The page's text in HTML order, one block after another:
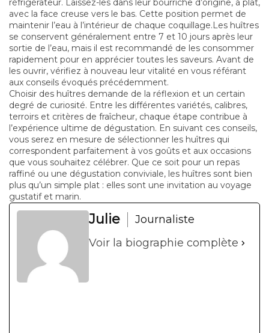
réfrigérateur. Laissez-les dans leur bourriche d’origine, à plat,
avec la face creuse vers le bas. Cette position permet de
maintenir l’eau à l’intérieur de chaque coquillage.Les huîtres
se conservent généralement entre 7 et 10 jours après leur
sortie de l’eau, mais il est recommandé de les consommer
rapidement pour en apprécier toutes les saveurs. Avant de
les ouvrir, vérifiez à nouveau leur vitalité en vous référant
aux conseils évoqués précédemment.
Choisir des huîtres demande de la réflexion et un certain
degré de curiosité. Entre les différentes variétés, calibres,
terroirs et critères de fraîcheur, chaque étape contribue à
l’expérience ultime de dégustation. En suivant ces conseils,
vous serez en mesure de sélectionner les huîtres qui
correspondent parfaitement à vos goûts et aux occasions
que vous souhaitez célébrer. Que ce soit pour un repas
raffiné ou une dégustation conviviale, les huîtres sont bien
plus qu’un simple plat : elles sont une invitation au voyage
gustatif et marin.
Julie
Journaliste
Voir la biographie complète